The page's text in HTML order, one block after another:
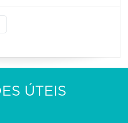
ÚTEIS